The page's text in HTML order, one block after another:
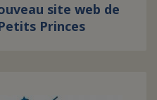
site web de
Princes